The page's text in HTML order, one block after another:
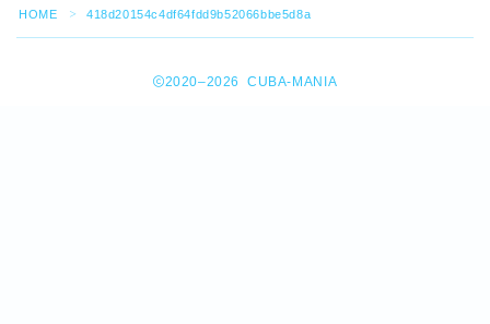
HOME ＞ 418d20154c4df64fdd9b52066bbe5d8a
2020–2026 CUBA-MANIA